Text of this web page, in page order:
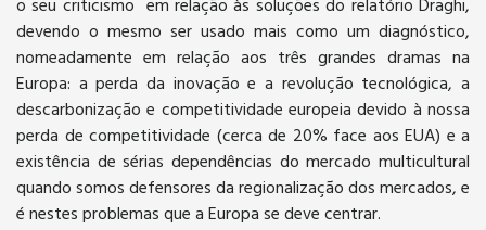
o seu criticismo em relação às soluções do relatório Draghi,
devendo o mesmo ser usado mais como um diagnóstico,
nomeadamente em relação aos três grandes dramas na
Europa: a perda da inovação e a revolução tecnológica, a
descarbonização e competitividade europeia devido à nossa
perda de competitividade (cerca de 20% face aos EUA) e a
existência de sérias dependências do mercado multicultural
quando somos defensores da regionalização dos mercados, e
é nestes problemas que a Europa se deve centrar.